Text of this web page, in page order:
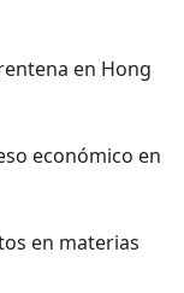
en Hong
económico en
en materias